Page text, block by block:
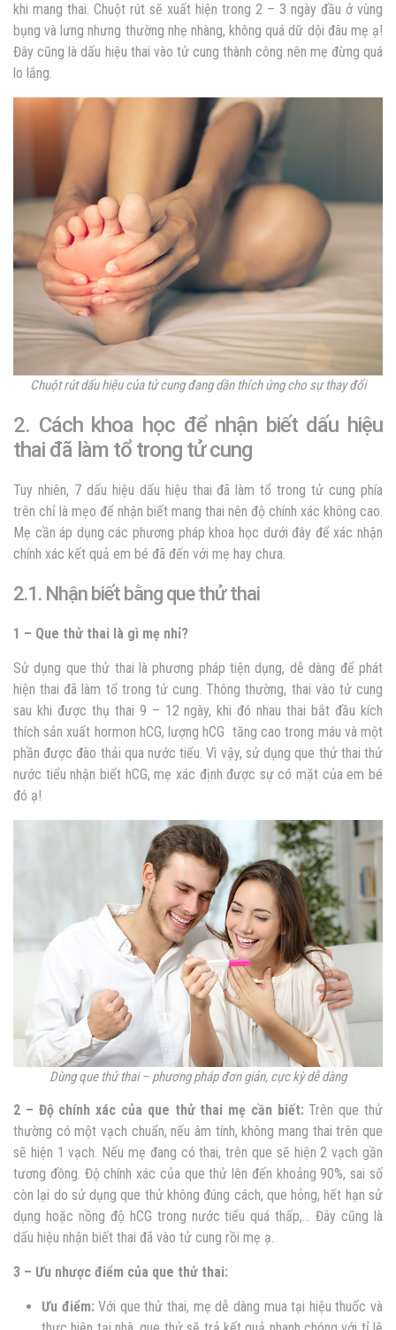
khi mang thai. Chuột rút sẽ xuất hiện trong 2 – 3 ngày đầu ở vùng
bụng và lưng nhưng thường nhẹ nhàng, không quá dữ dội đâu mẹ ạ!
Đây cũng làdấu hiệu thai vào tử cung thành công nên mẹ đừng quá
lo lắng.
Chuột rút dấu hiệu của tử cung đang dần thích ứng cho sự thay đổi
2. Cách khoa học để nhận biết dấu hiệu
thai đã làm tổ trong tử cung
Tuy nhiên, 7 dấu hiệu dấu hiệu thai đã làm tổ trong tử cung phía
trên chỉ là mẹo để nhận biết mang thai nên độ chính xác không cao.
Mẹ cần áp dụng các phương pháp khoa học dưới đây để xác nhận
chính xác kết quả em bé đã đến với mẹ hay chưa.
2.1. Nhận biết bằng que thử thai
1 – Que thử thai là gì mẹ nhỉ?
Sử dụng que thử thai là phương pháp tiện dụng, dễ dàng để phát
hiện thai đã làm tổ trong tử cung. Thông thường, thai vào tử cung
sau khi được thụ thai 9 – 12 ngày, khi đó nhau thai bắt đầu kích
thích sản xuất hormon hCG, lượng hCG tăng cao trong máu và một
phần được đào thải qua nước tiểu. Vì vậy, sử dụng que thử thai thử
nước tiểu nhận biết hCG, mẹ xác định được sự có mặt của em bé
đó ạ!
Dùng que thử thai – phương pháp đơn giản, cực kỳ dễ dàng
2 – Độ chính xác của que thử thai mẹ cần biết: Trên que thử
thường có một vạch chuẩn, nếu âm tính, không mang thai trên que
sẽ hiện 1 vạch. Nếu mẹ đang có thai, trên que sẽ hiện 2 vạch gần
tương đồng. Độ chính xác của que thử lên đến khoảng 90%, sai số
còn lại do sử dụng que thử không đúng cách, que hỏng, hết hạn sử
dụng hoặc nồng độ hCG trong nước tiểu quá thấp,… Đây cũng là
dấu hiệu nhận biết thai đã vào tử cung rồi mẹ ạ.
3 – Ưu nhược điểm của que thử thai:
Ưu điểm: Với que thử thai, mẹ dễ dàng mua tại hiệu thuốc và